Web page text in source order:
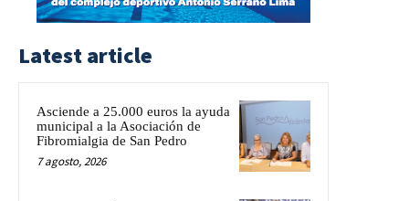
Latest article
Asciende a 25.000 euros la ayuda
municipal a la Asociación de
Fibromialgia de San Pedro
7 agosto, 2026